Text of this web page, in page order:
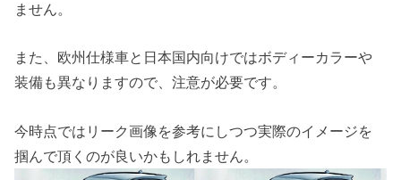
ません。
また、欧州仕様車と日本国内向けではボディーカラーや
装備も異なりますので、注意が必要です。
今時点ではリーク画像を参考にしつつ実際のイメージを
掴んで頂くのが良いかもしれません。